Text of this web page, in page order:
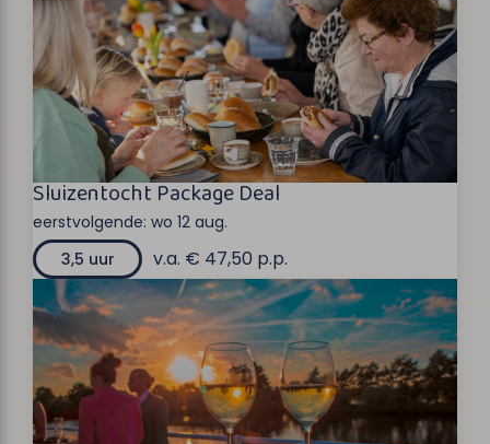
Sluizentocht Package Deal
eerstvolgende: wo 12 aug.
3,5 uur
v.a. € 47,50 p.p.